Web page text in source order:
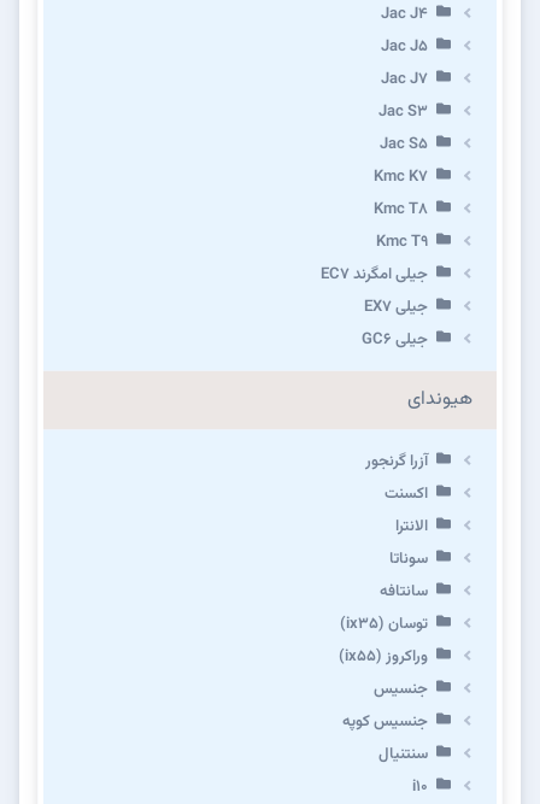
Jac J4
Jac J5
Jac J7
Jac S3
Jac S5
Kmc K7
Kmc T8
Kmc T9
جیلی امگرند EC7
جیلی EX7
جیلی GC6
هیوندای
آزرا گرنجور
اکسنت
الانترا
سوناتا
سانتافه
توسان (ix35)
وراکروز (ix55)
جنسیس
جنسیس کوپه
سنتنیال
i10